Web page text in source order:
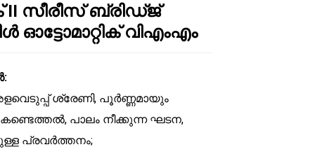
Loading...
Loading...
II സീരീസ് ബ്രിഡ്ജ്
ഓട്ടോമാറ്റിക് വിഎംഎം
ശ്രേണി, പൂർണ്ണമായും
കണ്ടെത്തൽ, പാലം നീക്കുന്ന ഘടന,
പ്രവർത്തനം;